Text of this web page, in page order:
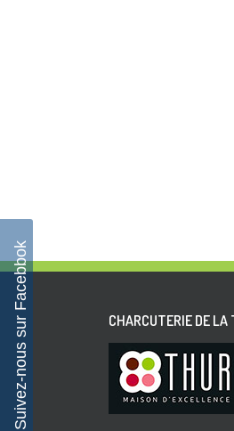
CHARCUTERIE DE LA
Suivez-nous sur Facebbok